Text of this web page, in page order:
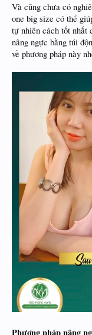
Và cũng chưa có
one big size có thể
tự nhiên cách tốt nhất
nâng ngực bằng túi
về phương pháp này
Phương pháp nâng